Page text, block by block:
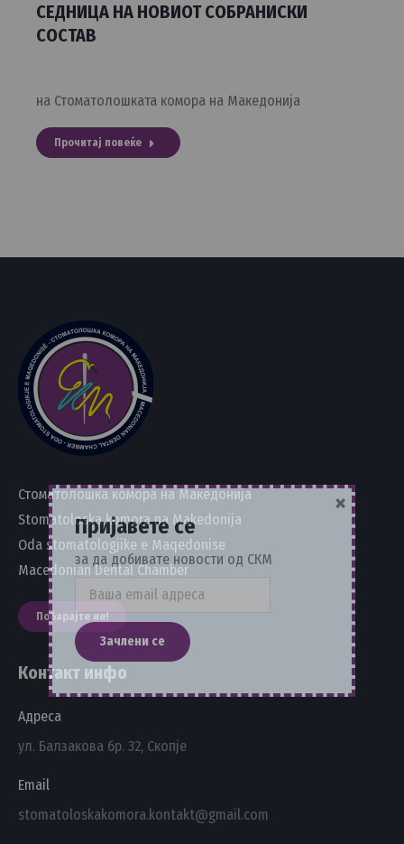
СЕДНИЦА НА НОВИОТ СОБРАНИСКИ
СОСТАВ
на Стоматолошката комора на Македонија
Прочитај повеќе
Стоматолошка комора на Македонија
Stomatoloska komora na Makedonija
Oda stomatologjike e Maqedonise
Macedonian Dental Chamber
Побарајте не!
Контакт инфо
Адреса
ул. Балзакова бр. 32, Скопје
Email
stomatoloskakomora.kontakt@gmail.com
Пријавете се
за да добивате новости од СКМ
×